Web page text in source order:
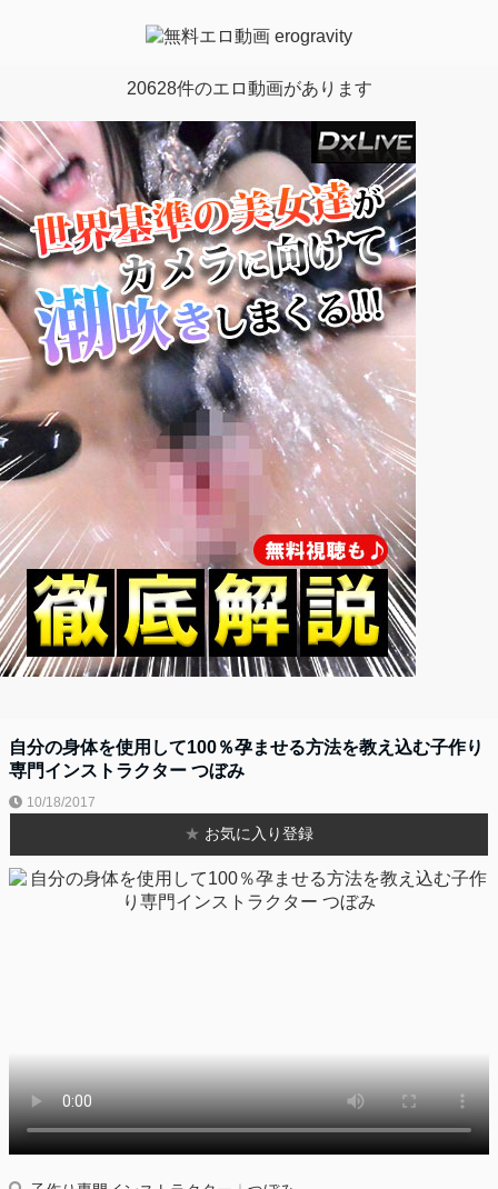
20628件のエロ動画があります
自分の身体を使用して100％孕ませる方法を教え込む子作り
専門インストラクター つぼみ
10/18/2017
★ お気に入り登録